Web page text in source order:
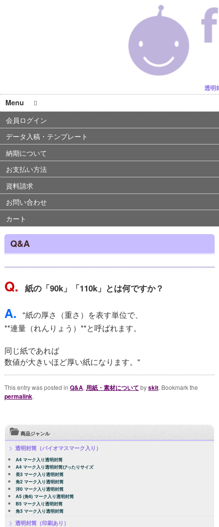
透明
Menu
会員ログイン
データ入稿・テンプレート
納期について
お支払い方法
資料請求
お問い合わせ
カート
Q&A
Q. 紙の「90k」「110k」とは何ですか？
A.
"紙の厚さ（重さ）を表す単位で、
**連量（れんりょう）**と呼ばれます。
同じ紙であれば
数値が大きいほど厚い紙になります。"
This entry was posted in Q&A, 用紙・素材について byskit. Bookmark the
permalink.
商品ジャンル
透明封筒（バイオマスマーク入り）
A4 マーク入り透明封筒
A4 マーク入り透明封筒ぴったりサイズ
長3 マーク入り透明封筒
角2 マーク入り透明封筒
洋0 マーク入り透明封筒
A5 (角6) マーク入り透明封筒
B5 マーク入り透明封筒
角3 マーク入り透明封筒
透明封筒（印刷あり）